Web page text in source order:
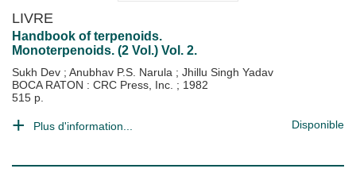
LIVRE
Handbook of terpenoids.
Monoterpenoids. (2 Vol.) Vol. 2.
Sukh Dev ; Anubhav P.S. Narula ; Jhillu Singh Yadav
BOCA RATON : CRC Press, Inc. ; 1982
515 p.
Plus d'information... Disponible